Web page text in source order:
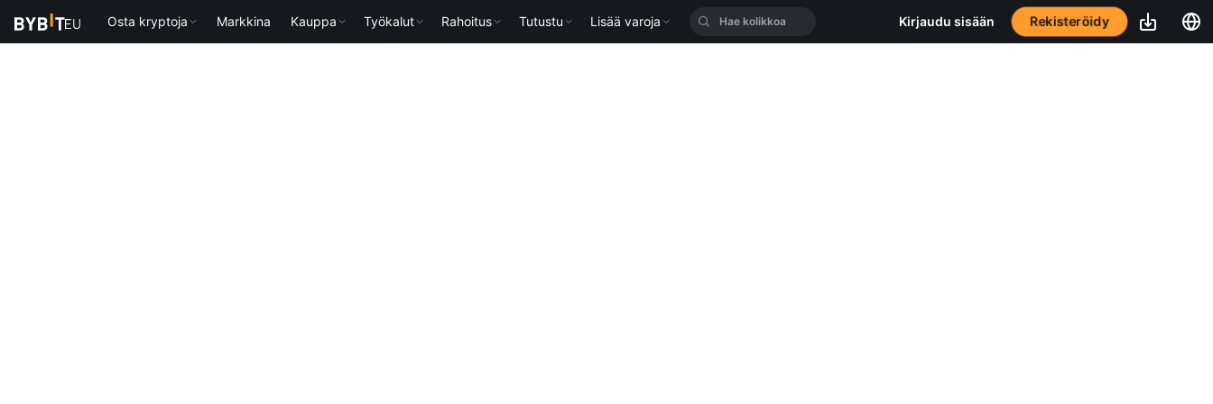
Osta kryptoja Markkina Kauppa Työkalut Rahoitus Tutustu Lisää varoja Kirjaudu sisään Rekisteröidy